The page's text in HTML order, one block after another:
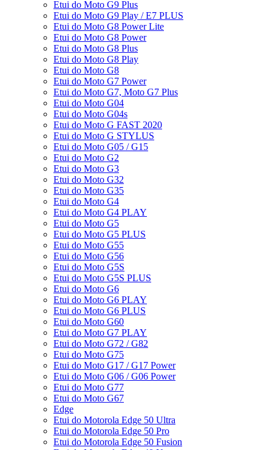
Etui do Moto G9 Plus
Etui do Moto G9 Play / E7 PLUS
Etui do Moto G8 Power Lite
Etui do Moto G8 Power
Etui do Moto G8 Plus
Etui do Moto G8 Play
Etui do Moto G8
Etui do Moto G7 Power
Etui do Moto G7, Moto G7 Plus
Etui do Moto G04
Etui do Moto G04s
Etui do Moto G FAST 2020
Etui do Moto G STYLUS
Etui do Moto G05 / G15
Etui do Moto G2
Etui do Moto G3
Etui do Moto G32
Etui do Moto G35
Etui do Moto G4
Etui do Moto G4 PLAY
Etui do Moto G5
Etui do Moto G5 PLUS
Etui do Moto G55
Etui do Moto G56
Etui do Moto G5S
Etui do Moto G5S PLUS
Etui do Moto G6
Etui do Moto G6 PLAY
Etui do Moto G6 PLUS
Etui do Moto G60
Etui do Moto G7 PLAY
Etui do Moto G72 / G82
Etui do Moto G75
Etui do Moto G17 / G17 Power
Etui do Moto G06 / G06 Power
Etui do Moto G77
Etui do Moto G67
Edge
Etui do Motorola Edge 50 Ultra
Etui do Motorola Edge 50 Pro
Etui do Motorola Edge 50 Fusion